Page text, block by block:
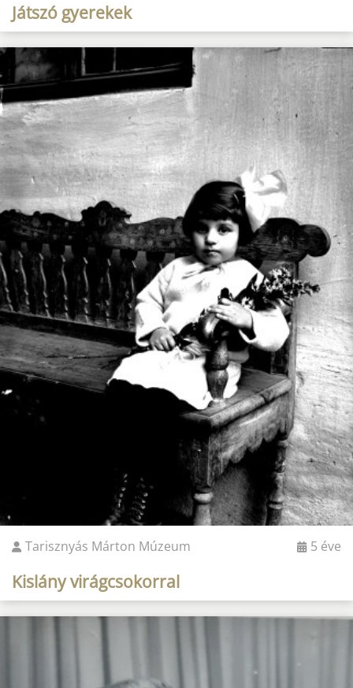
Játszó gyerekek
Tarisznyás Márton Múzeum 5 éve
Kislány virágcsokorral